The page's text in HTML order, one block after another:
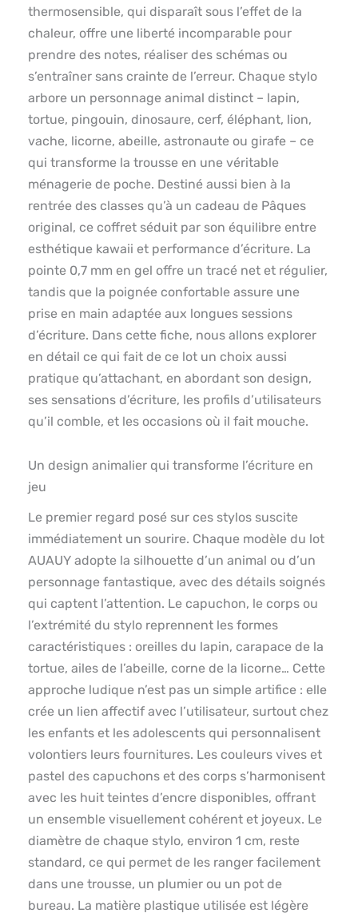
thermosensible, qui disparaît sous l’effet de la
chaleur, offre une liberté incomparable pour
prendre des notes, réaliser des schémas ou
s’entraîner sans crainte de l’erreur. Chaque stylo
arbore un personnage animal distinct – lapin,
tortue, pingouin, dinosaure, cerf, éléphant, lion,
vache, licorne, abeille, astronaute ou girafe – ce
qui transforme la trousse en une véritable
ménagerie de poche. Destiné aussi bien à la
rentrée des classes qu’à un cadeau de Pâques
original, ce coffret séduit par son équilibre entre
esthétique kawaii et performance d’écriture. La
pointe 0,7 mm en gel offre un tracé net et régulier,
tandis que la poignée confortable assure une
prise en main adaptée aux longues sessions
d’écriture. Dans cette fiche, nous allons explorer
en détail ce qui fait de ce lot un choix aussi
pratique qu’attachant, en abordant son design,
ses sensations d’écriture, les profils d’utilisateurs
qu’il comble, et les occasions où il fait mouche.
Un design animalier qui transforme l’écriture en
jeu
Le premier regard posé sur ces stylos suscite
immédiatement un sourire. Chaque modèle du lot
AUAUY adopte la silhouette d’un animal ou d’un
personnage fantastique, avec des détails soignés
qui captent l’attention. Le capuchon, le corps ou
l’extrémité du stylo reprennent les formes
caractéristiques : oreilles du lapin, carapace de la
tortue, ailes de l’abeille, corne de la licorne… Cette
approche ludique n’est pas un simple artifice : elle
crée un lien affectif avec l’utilisateur, surtout chez
les enfants et les adolescents qui personnalisent
volontiers leurs fournitures. Les couleurs vives et
pastel des capuchons et des corps s’harmonisent
avec les huit teintes d’encre disponibles, offrant
un ensemble visuellement cohérent et joyeux. Le
diamètre de chaque stylo, environ 1 cm, reste
standard, ce qui permet de les ranger facilement
dans une trousse, un plumier ou un pot de
bureau. La matière plastique utilisée est légère